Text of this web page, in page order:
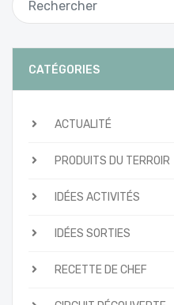
CATÉGORIES
ACTUALITÉ
PRODUITS DU TERROIR
IDÉES ACTIVITÉS
IDÉES SORTIES
RECETTE DE CHEF